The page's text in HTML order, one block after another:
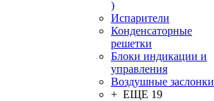
)
Испарители
Конденсаторные
решетки
Блоки индикации и
управления
Воздушные заслонки
+ ЕЩЕ 19